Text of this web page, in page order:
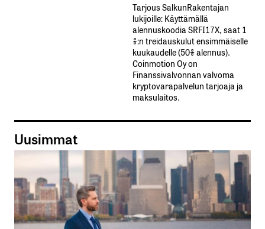
Tarjous SalkunRakentajan
lukijoille: Käyttämällä​ ​
alennuskoodia​ ​SRFI17X,​ ​saat​ ​1
%:n treidauskulut​ ​ensimmäiselle​ ​
kuukaudelle​ ​(50%​ ​alennus).
Coinmotion Oy on
Finanssivalvonnan valvoma
kryptovarapalvelun tarjoaja ja
maksulaitos.
Uusimmat